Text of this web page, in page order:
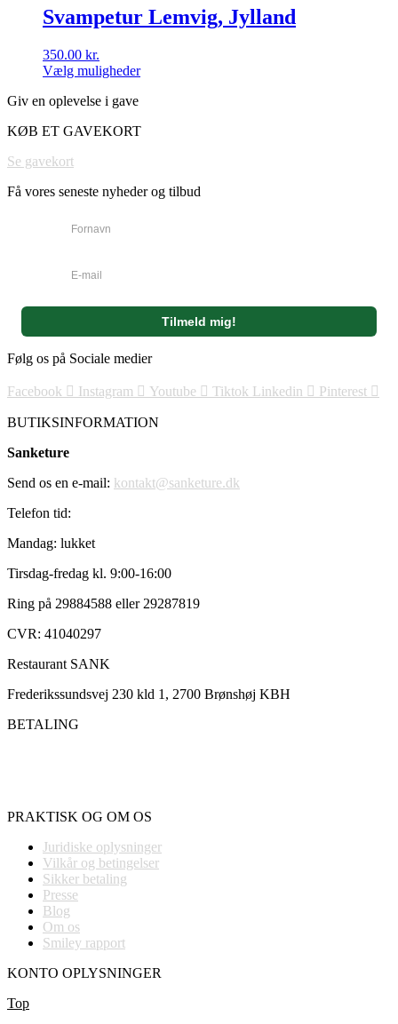
Svampetur Lemvig, Jylland
350.00 kr.
Vælg muligheder
vare
flere
Mulighederne
vælges
varesiden
Giv en oplevelse i gave
KØB ET GAVEKORT
Se gavekort
Få vores seneste nyheder og tilbud
Følg os på Sociale medier
Facebook Instagram Youtube Tiktok Linkedin Pinterest
BUTIKSINFORMATION
Sanketure
Send os en e-mail: kontakt@sanketure.dk
Telefon tid:
Mandag: lukket
Tirsdag-fredag kl. 9:00-16:00
Ring på 29884588 eller 29287819
CVR: 41040297
Restaurant SANK
Frederikssundsvej 230 kld 1, 2700 Brønshøj KBH
BETALING
PRAKTISK OG OM OS
Juridiske oplysninger
Vilkår og betingelser
Sikker betaling
Presse
Blog
Om os
Smiley rapport
KONTO OPLYSNINGER
Top